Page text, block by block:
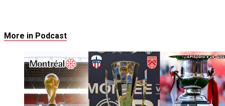
More in Podcast